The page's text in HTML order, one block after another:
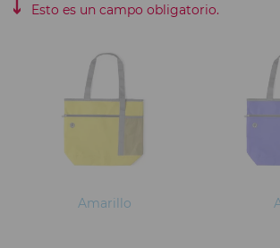
Esto es un campo obligatorio.
Amarillo